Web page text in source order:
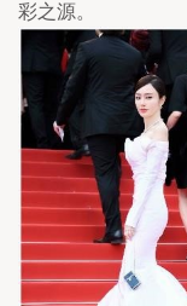
彩之源。